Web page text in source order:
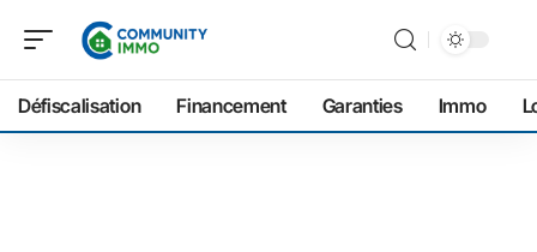
Défiscalisation Financement Garanties Immo